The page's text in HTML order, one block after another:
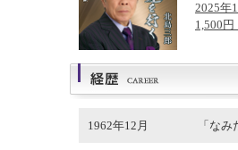
2025年
1,500
1962年12月 「な